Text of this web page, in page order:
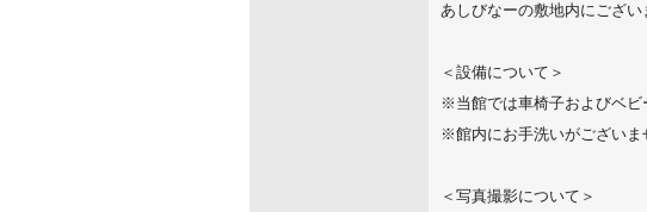
あしびなーの敷地内にござい
＜設備について＞
※当館では車椅子およびベビ
※館内にお手洗いがございま
＜写真撮影について＞